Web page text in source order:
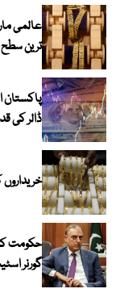
ترین
پاکستان
ڈالر کی
حکومت
گورنر